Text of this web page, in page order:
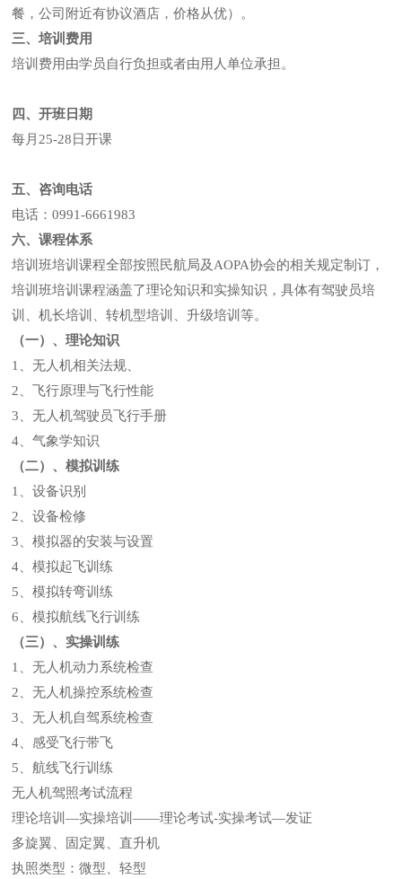
餐，公司附近有协议酒店，价格从优）。
三、培训费用
培训费用由学员自行负担或者由用人单位承担。
四、开班日期
每月25-28日开课
五、咨询电话
电话：0991-6661983
六、课程体系
培训班培训课程全部按照民航局及AOPA协会的相关规定制订，
培训班培训课程涵盖了理论知识和实操知识，具体有驾驶员培
训、机长培训、转机型培训、升级培训等。
（一） 、理论知识
1、无人机相关法规、
2、飞行原理与飞行性能
3、无人机驾驶员飞行手册
4、气象学知识
（二） 、模拟训练
1、设备识别
2、设备检修
3、模拟器的安装与设置
4、模拟起飞训练
5、模拟转弯训练
6、模拟航线飞行训练
（三） 、实操训练
1、无人机动力系统检查
2、无人机操控系统检查
3、无人机自驾系统检查
4、感受飞行带飞
5、航线飞行训练
无人机驾照考试流程
理论培训—实操培训——理论考试-实操考试—发证
多旋翼、固定翼、直升机
执照类型：微型、轻型